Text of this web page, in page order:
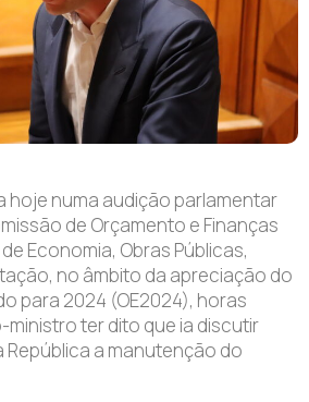
hoje numa audição parlamentar
de Orçamento e Finanças
Economia, Obras Públicas,
no âmbito da apreciação do
para 2024 (OE2024), horas
ministro ter dito que ia discutir
República a manutenção do